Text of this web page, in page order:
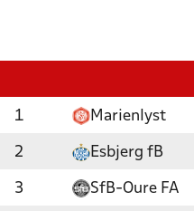
1 Marienlyst
2 Esbjerg fB
3 SfB-Oure FA